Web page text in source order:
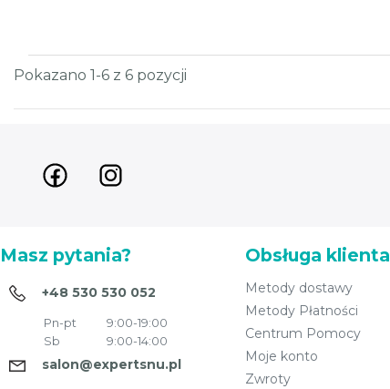
Pokazano 1-6 z 6 pozycji
Masz pytania?
+48 530 530 052
Pn-pt
9:00-19:00
Sb
9:00-14:00
salon@expertsnu.pl
Obsługa klienta
Metody dostawy
Metody Płatności
Centrum Pomocy
Moje konto
Zwroty